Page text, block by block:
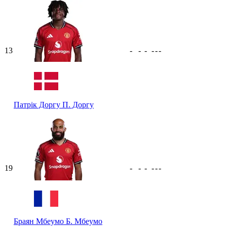
13
Патрік Доргу П. Доргу
- - - ---
19
Браян Мбеумо Б. Мбеумо
- - - ---